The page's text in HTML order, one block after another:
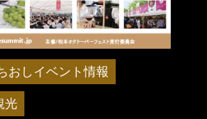
おしイベント情報
光